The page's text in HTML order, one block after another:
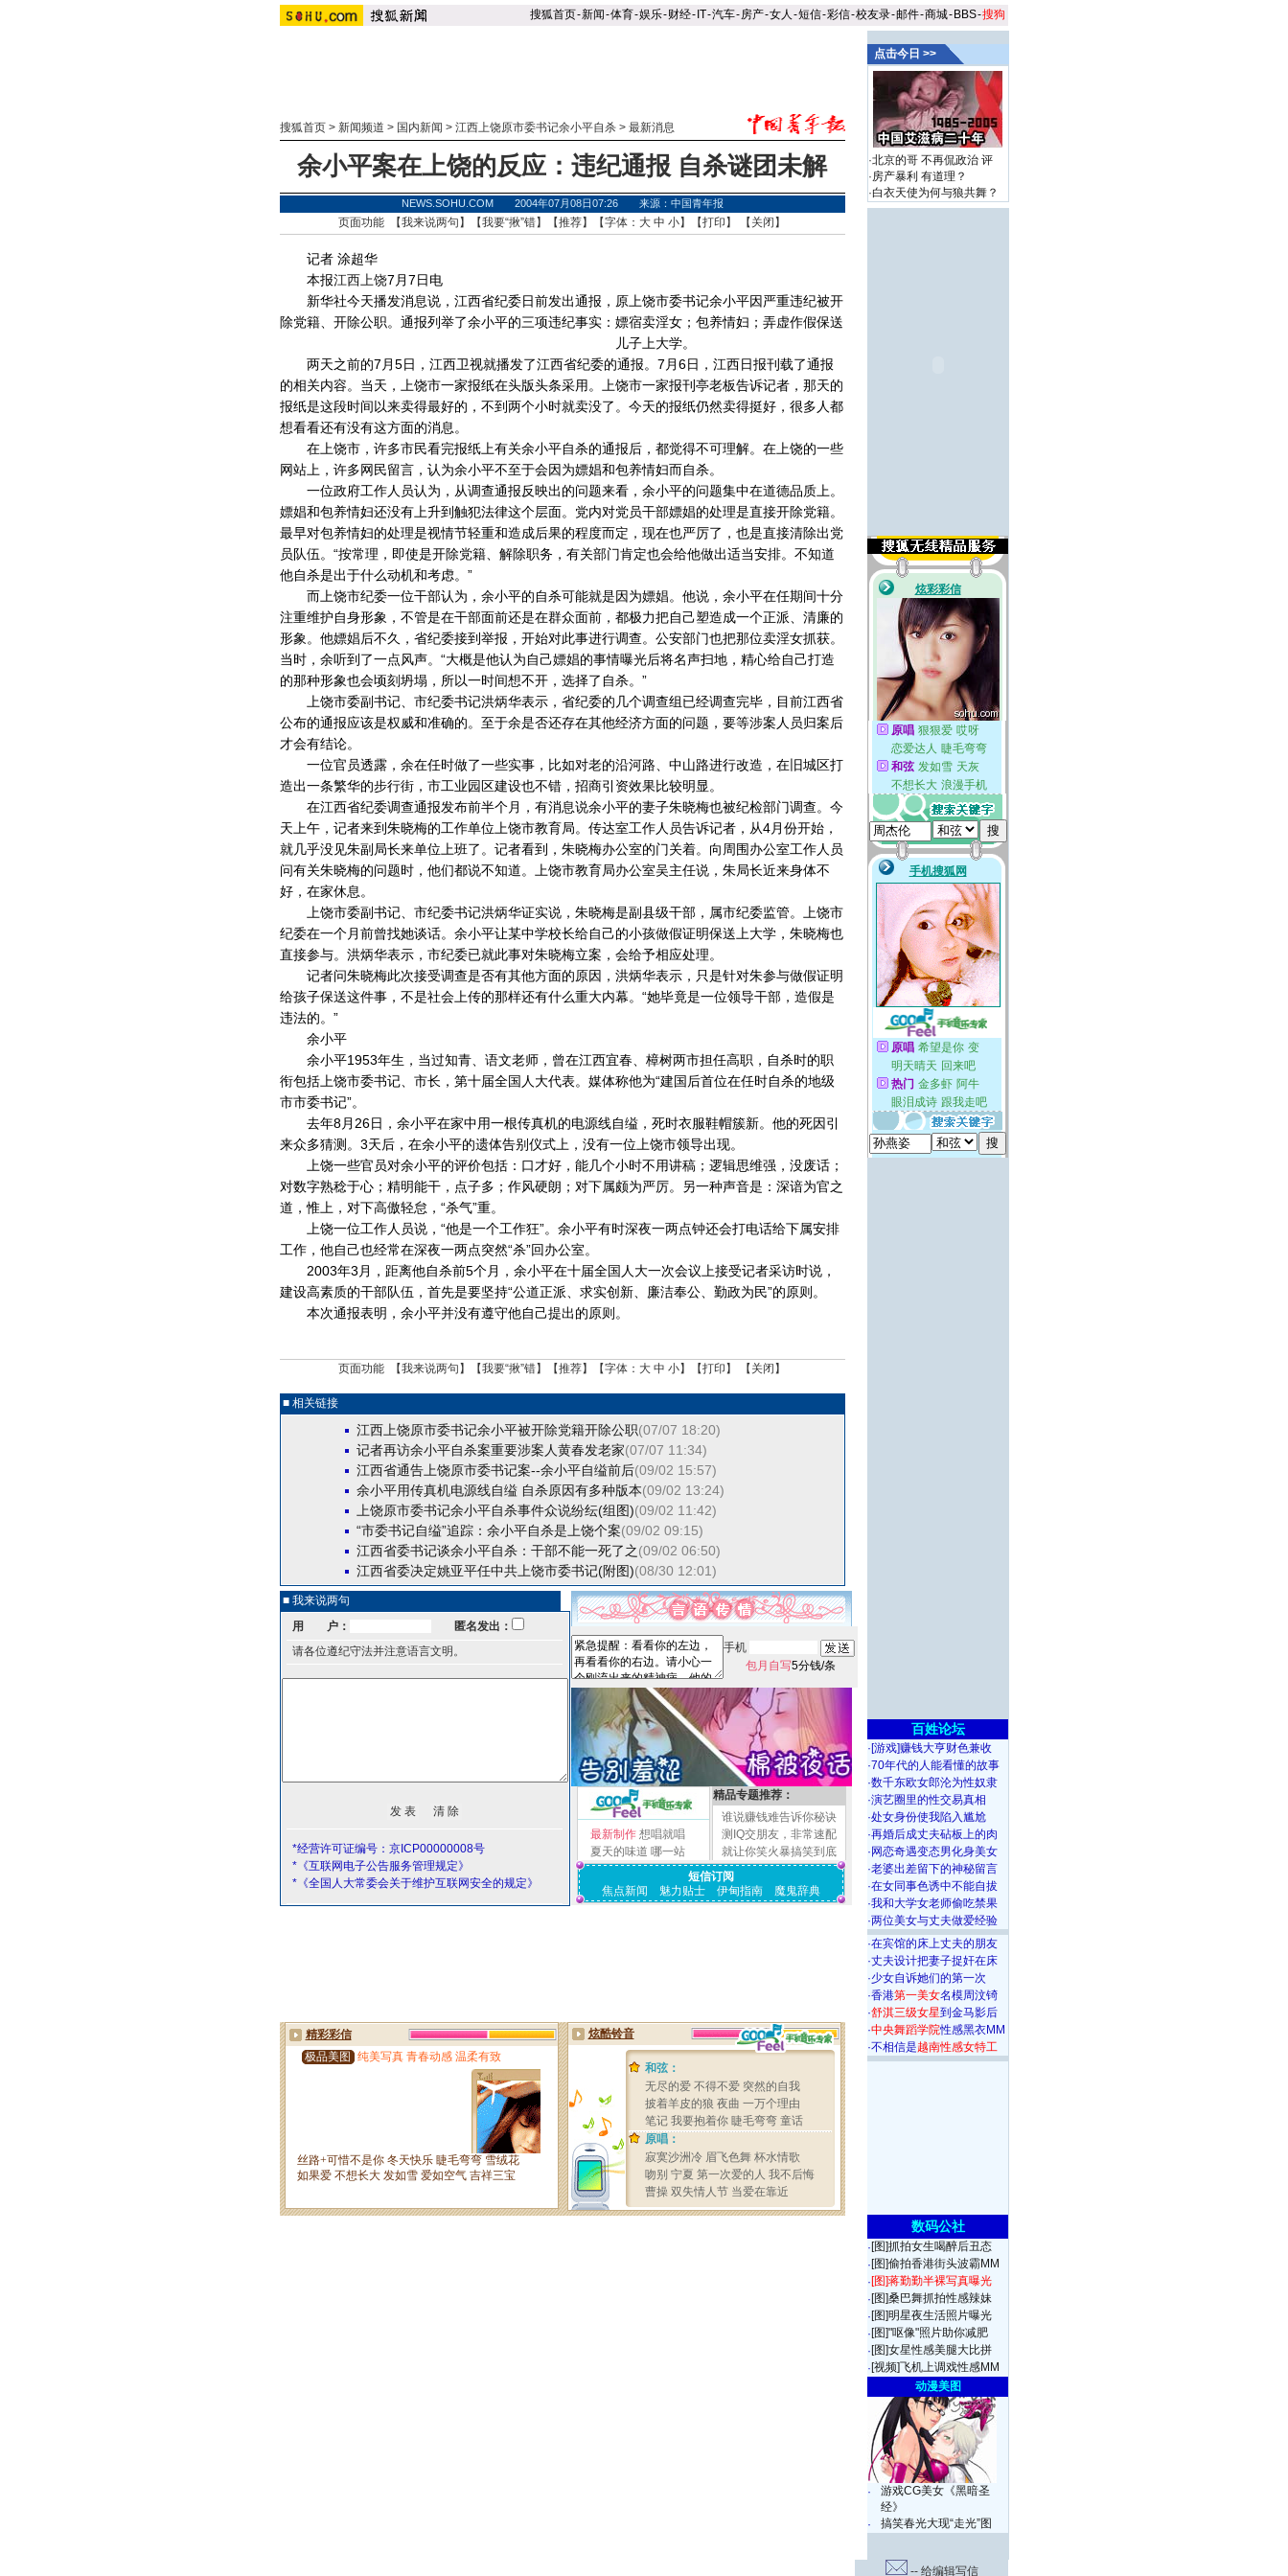
搜狐首页-新闻-体育-娱乐-财经- IT-汽车-房产-女人 -短信-彩信-校友录-邮件-商城- BBS-搜狗
搜狐首页> 新闻频道 > 国内新闻 > 江西上饶原市委书记余小平自杀> 最新消息
余小平案在上饶的反应：违纪通报 自杀谜团未解
NEWS.SOHU.COM 2004年07月08日07:26 来源：中国青年报
页面功能 【我来说两句 】【我要“揪”错】【推荐】【字体： 大 中 小】【打印 】 【 关闭 】
记者 涂超华
本报江西上饶7月7日电
新华社今天播发消息说，江西省纪委日前发出通报，原上饶市委书记余小平因严重违纪被开
除党籍、开除公职。通报列举了余小平的三项违纪事实：嫖宿卖淫女；包养情妇；弄虚作假保送
儿子上大学。
两天之前的7月5日，江西卫视就播发了江西省纪委的通报。7月6日，江西日报刊载了通报
的相关内容。当天，上饶市一家报纸在头版头条采用。上饶市一家报刊亭老板告诉记者，那天的
报纸是这段时间以来卖得最好的，不到两个小时就卖没了。今天的报纸仍然卖得挺好，很多人都
想看看还有没有这方面的消息。
在上饶市，许多市民看完报纸上有关余小平自杀的通报后，都觉得不可理解。在上饶的一些
网站上，许多网民留言，认为余小平不至于会因为嫖娼和包养情妇而自杀。
一位政府工作人员认为，从调查通报反映出的问题来看，余小平的问题集中在道德品质上。
嫖娼和包养情妇还没有上升到触犯法律这个层面。党内对党员干部嫖娼的处理是直接开除党籍。
最早对包养情妇的处理是视情节轻重和造成后果的程度而定，现在也严厉了，也是直接清除出党
员队伍。“按常理，即使是开除党籍、解除职务，有关部门肯定也会给他做出适当安排。不知道
他自杀是出于什么动机和考虑。”
而上饶市纪委一位干部认为，余小平的自杀可能就是因为嫖娼。他说，余小平在任期间十分
注重维护自身形象，不管是在干部面前还是在群众面前，都极力把自己塑造成一个正派、清廉的
形象。他嫖娼后不久，省纪委接到举报，开始对此事进行调查。公安部门也把那位卖淫女抓获。
当时，余听到了一点风声。“大概是他认为自己嫖娼的事情曝光后将名声扫地，精心给自己打造
的那种形象也会顷刻坍塌，所以一时间想不开，选择了自杀。”
上饶市委副书记、市纪委书记洪炳华表示，省纪委的几个调查组已经调查完毕，目前江西省
公布的通报应该是权威和准确的。至于余是否还存在其他经济方面的问题，要等涉案人员归案后
才会有结论。
一位官员透露，余在任时做了一些实事，比如对老的沿河路、中山路进行改造，在旧城区打
造出一条繁华的步行街，市工业园区建设也不错，招商引资效果比较明显。
在江西省纪委调查通报发布前半个月，有消息说余小平的妻子朱晓梅也被纪检部门调查。今
天上午，记者来到朱晓梅的工作单位上饶市教育局。传达室工作人员告诉记者，从4月份开始，
就几乎没见朱副局长来单位上班了。记者看到，朱晓梅办公室的门关着。向周围办公室工作人员
问有关朱晓梅的问题时，他们都说不知道。上饶市教育局办公室吴主任说，朱局长近来身体不
好，在家休息。
上饶市委副书记、市纪委书记洪炳华证实说，朱晓梅是副县级干部，属市纪委监管。上饶市
纪委在一个月前曾找她谈话。余小平让某中学校长给自己的小孩做假证明保送上大学，朱晓梅也
直接参与。洪炳华表示，市纪委已就此事对朱晓梅立案，会给予相应处理。
记者问朱晓梅此次接受调查是否有其他方面的原因，洪炳华表示，只是针对朱参与做假证明
给孩子保送这件事，不是社会上传的那样还有什么重大内幕。“她毕竟是一位领导干部，造假是
违法的。”
余小平
余小平1953年生，当过知青、语文老师，曾在江西宜春、樟树两市担任高职，自杀时的职
衔包括上饶市委书记、市长，第十届全国人大代表。媒体称他为“建国后首位在任时自杀的地级
市市委书记”。
去年8月26日，余小平在家中用一根传真机的电源线自缢，死时衣服鞋帽簇新。他的死因引
来众多猜测。3天后，在余小平的遗体告别仪式上，没有一位上饶市领导出现。
上饶一些官员对余小平的评价包括：口才好，能几个小时不用讲稿；逻辑思维强，没废话；
对数字熟稔于心；精明能干，点子多；作风硬朗；对下属颇为严厉。另一种声音是：深谙为官之
道，惟上，对下高傲轻怠，“杀气”重。
上饶一位工作人员说，“他是一个工作狂”。余小平有时深夜一两点钟还会打电话给下属安排
工作，他自己也经常在深夜一两点突然“杀”回办公室。
2003年3月，距离他自杀前5个月，余小平在十届全国人大一次会议上接受记者采访时说，
建设高素质的干部队伍，首先是要坚持“公道正派、求实创新、廉洁奉公、勤政为民”的原则。
本次通报表明，余小平并没有遵守他自己提出的原则。
页面功能 【我来说两句 】【我要“揪”错】【推荐】【字体： 大 中 小】【打印 】 【 关闭 】
■ 相关链接
江西上饶原市委书记余小平被开除党籍开除公职(07/07 18:20)
记者再访余小平自杀案重要涉案人黄春发老家(07/07 11:34)
江西省通告上饶原市委书记案--余小平自缢前后(09/02 15:57)
余小平用传真机电源线自缢 自杀原因有多种版本(09/02 13:24)
上饶原市委书记余小平自杀事件众说纷纭(组图)(09/02 11:42)
“市委书记自缢”追踪：余小平自杀是上饶个案(09/02 09:15)
江西省委书记谈余小平自杀：干部不能一死了之(09/02 06:50)
江西省委决定姚亚平任中共上饶市委书记(附图)(08/30 12:01)
■ 我来说两句
用 户：
匿名发出：
请各位遵纪守法并注意语言文明。
*经营许可证编号：京ICP00000008号
*《互联网电子公告服务管理规定》
*《全国人大常委会关于维护互联网安全的规定》
手机
包月自写5分钱/条
最新制作 想唱就唱
夏天的味道 哪一站
精品专题推荐：
谁说赚钱难告诉你秘诀
测IQ交朋友，非常速配
就让你笑火暴搞笑到底
短信订阅
焦点新闻
魅力贴士 伊甸指南 魔鬼辞典
点击今日 >>
·北京的哥 不再侃政治 评
·房产暴利 有道理？
·白衣天使为何与狼共舞？
百姓论坛
· [游戏]赚钱大亨财色兼收
·70年代的人能看懂的故事
·数千东欧女郎沦为性奴隶
·演艺圈里的性交易真相
·处女身份使我陷入尴尬
·再婚后成丈夫砧板上的肉
· 网恋奇遇变态男化身美女
·老婆出差留下的神秘留言
·在女同事色诱中不能自拔
·我和大学女老师偷吃禁果
·两位美女与丈夫做爱经验
·在宾馆的床上丈夫的朋友
·丈夫设计把妻子捉奸在床
·少女自诉她们的第一次
·香港第一美女名模周汶锜
·舒淇三级女星到金马影后
·中央舞蹈学院性感黑衣MM
·不相信是越南性感女特工
数码公社
· [图]抓拍女生喝醉后丑态
· [图]偷拍香港街头波霸MM
·[图]蒋勤勤半裸写真曝光
· [图]桑巴舞抓拍性感辣妹
· [图]明星夜生活照片曝光
· [图]"呕像"照片助你减肥
· [图]女星性感美腿大比拼
· [视频]飞机上调戏性感MM
动漫美图
·
游戏CG美女《黑暗圣
经》
·
搞笑春光大现“走光”图
-- 给编辑写信